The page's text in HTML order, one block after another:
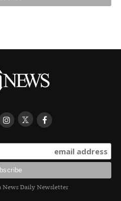
News Daily Newsletter